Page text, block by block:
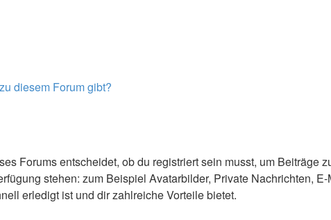
diesem Forum gibt?
Forums entscheidet, ob du registriert sein musst, um Beiträge
stehen: zum Beispiel Avatarbilder, Private Nachrichten,
erledigt ist und dir zahlreiche Vorteile bietet.